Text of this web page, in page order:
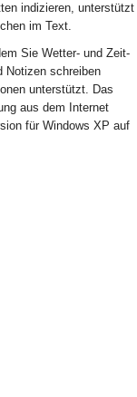
indizieren, unterstützt
im Text.
Sie Wetter- und Zeit-
Notizen schreiben
unterstützt. Das
aus dem Internet
für Windows XP auf